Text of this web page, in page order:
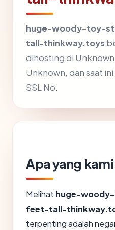
huge-woody-toy-
tall-thinkway.toys
dihosting di
Unknown, dan saat
SSL No.
Apa yang
Melihat huge-
feet-tall-
terpenting adalah